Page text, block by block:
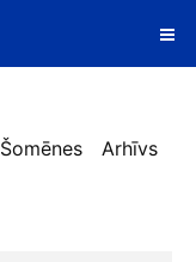
Šomēnes Arhīvs